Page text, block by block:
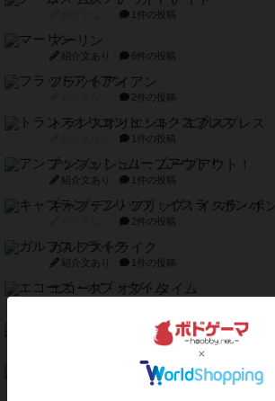
1件の投稿
マーリン
紹介文あり 6件の投稿
フラットアイアン
2件の投稿
トランスオリエント・エクスプレス
1件の投稿
アンブッシュ！：ムーブアウト！
紹介文あり 1件の投稿
キャプテン・フリップ：イスラ・ボ
2件の投稿
ガルフストライク
紹介文あり 1件の投稿
エコーズ・オブ・タイム
12件の投稿
1件の投稿